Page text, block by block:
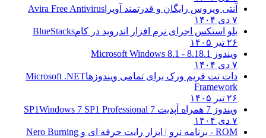
آنتی ویروس رایگان و قدرتمند آویرا Avira Free Antivirus
۷ دی ۱۴۰۴
بلو استکس اجرای نرم افزار اندروید در کامBlueStacks
۲۶ تیر ۱۴۰۵
ویندوز 8.1
8.1 - Microsoft Windows 8.1
۷ دی ۱۴۰۴
دات نت فریم ورک برای تمامی ویندوزهاMicrosoft .NET
Framework
۲۶ تیر ۱۴۰۵
ویندوز 7 همراه آپدیت 7 SP1
Windows 7 SP1 Professional
۷ دی ۱۴۰۴
ROM - برنامه نرو | ابزار رایت حرفه ای و
Nero Burning